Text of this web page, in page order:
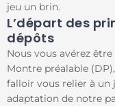
jeu un brin.
L’départ des
dépôts
Nous vous avérez
Montre préalable
falloir vous relier à un
adaptation de notre